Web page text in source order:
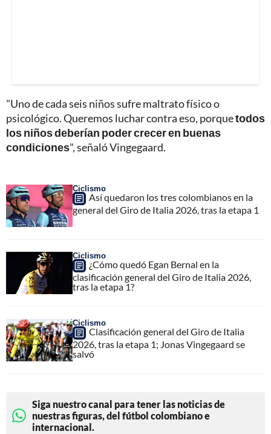
"Uno de cada seis niños sufre maltrato físico o
psicológico. Queremos luchar contra eso, porquetodos
los niños deberían poder crecer en buenas
condiciones", señaló Vingegaard.
Ciclismo
Así quedaron los tres colombianos en la
general del Giro de Italia 2026, tras la etapa 1
Ciclismo
¿Cómo quedó Egan Bernal en la
clasificación general del Giro de Italia 2026,
tras la etapa 1?
Ciclismo
Clasificación general del Giro de Italia
2026, tras la etapa 1; Jonas Vingegaard se
salvó
Siga nuestro canal para tener las noticias de
nuestras figuras, del fútbol colombiano e
internacional.